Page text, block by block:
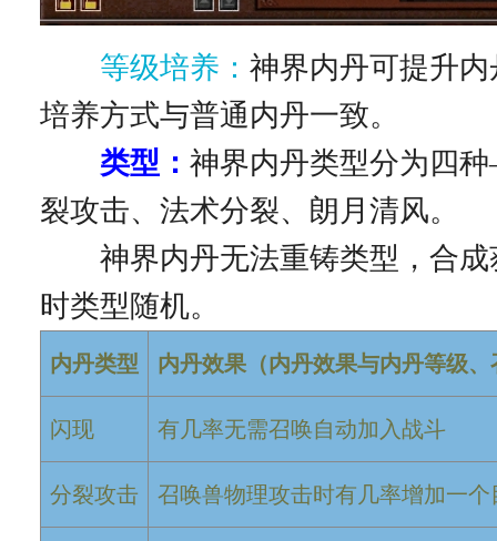
等级培养：神界内丹可提升
培养方式与普通内丹一致。
类型：神界内丹类型分为四
裂攻击、法术分裂、朗月清风。
神界内丹无法重铸类型，合成
时类型随机。
内丹类型 内丹效果（内丹效果与内丹等级
闪现 有几率无需召唤自动加入战斗
分裂攻击 召唤兽物理攻击时有几率增加一